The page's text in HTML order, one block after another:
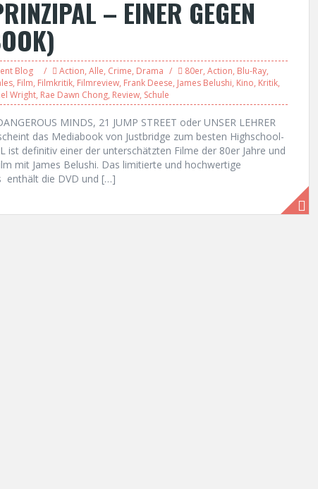
– EINER GEGEN
Blog Action, Alle, Crime, Drama 80er, Action, Blu-Ray,
, Film, Filmkritik, Filmreview, Frank Deese, James Belushi, Kino, Kritik,
Wright, Rae Dawn Chong, Review, Schule
MINDS, 21 JUMP STREET oder UNSER LEHRER
das Mediabook von Justbridge zum besten Highschool-
ist definitiv einer der unterschätzten Filme der 80er Jahre und
mit James Belushi. Das limitierte und hochwertige
enthält die DVD und […]